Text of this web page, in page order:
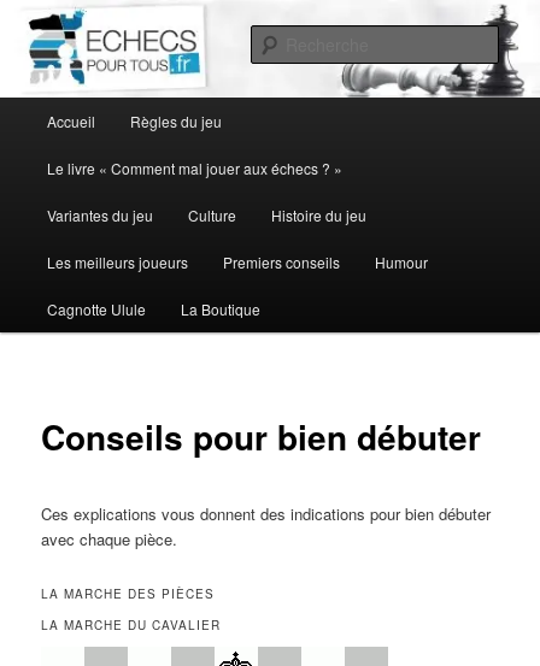
contenu
principal
principal
Accueil Règles du jeu
Le livre « Comment mal jouer aux échecs ? »
Variantes du jeu Culture Histoire du jeu
Les meilleurs joueurs Premiers conseils Humour
Cagnotte Ulule La Boutique
Conseils pour bien débuter
Ces explications vous donnent des indications pour bien débuter
avec chaque pièce.
LA MARCHE DES PIÈCES
LA MARCHE DU CAVALIER